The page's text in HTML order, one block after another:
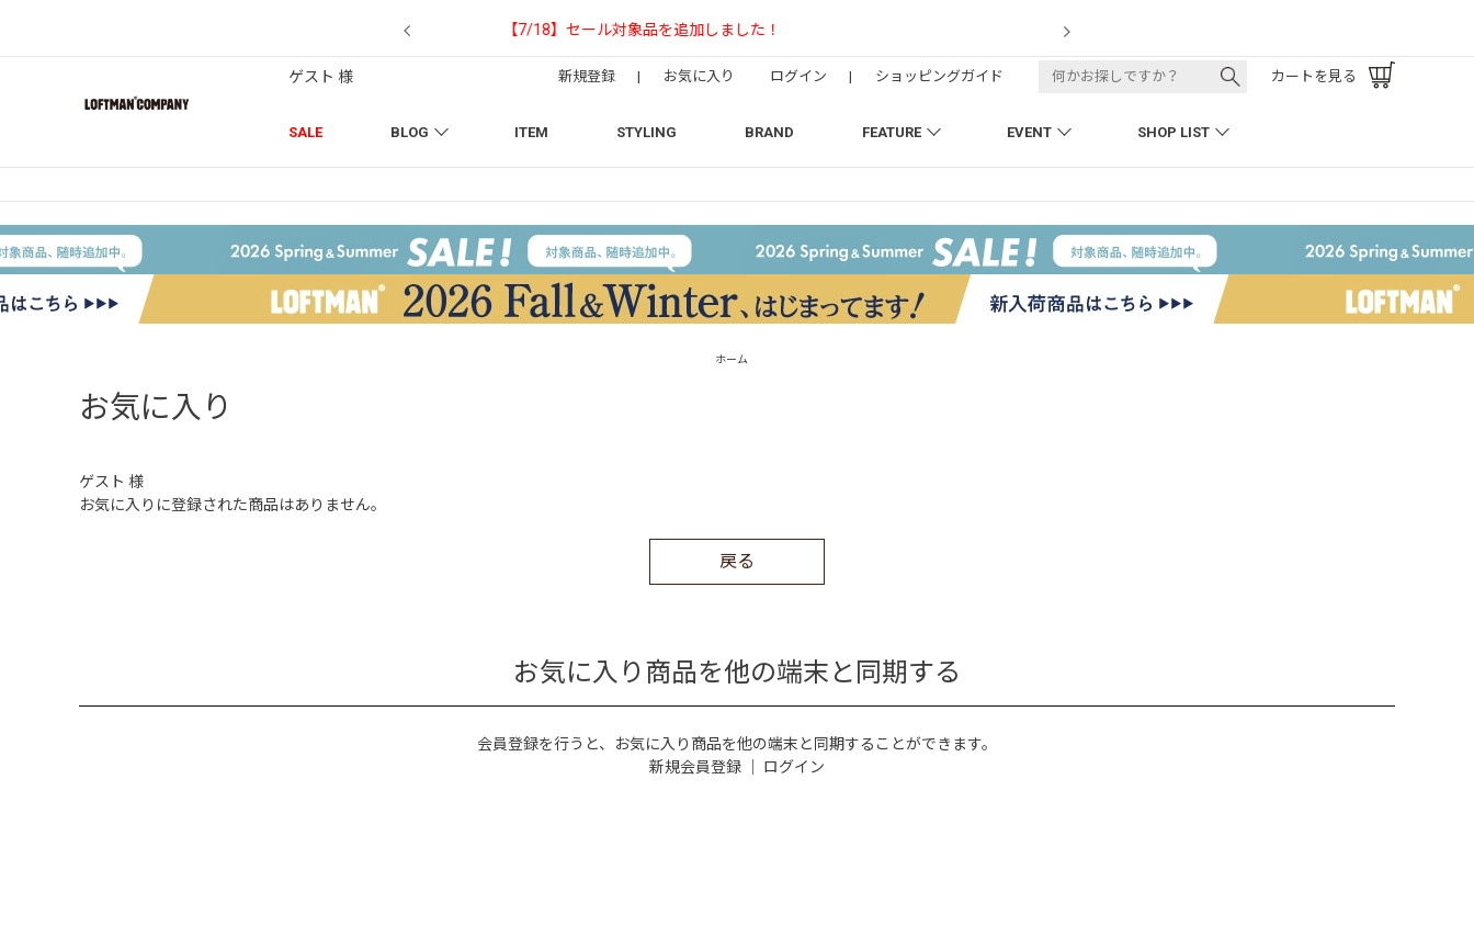
【NEEDLESの別注】50周年 H.D. Track Pant
SALE BLOG ITEM STYLING BRAND FEATURE EVENT SHOP LIST
ゲスト 様 新規登録 | お気に入り ログイン | ショッピングガイド カートを見る
ホーム
お気に入り
ゲスト 様
お気に入りに登録された商品はありません。
戻る
お気に入り商品を他の端末と同期する
会員登録を行うと、お気に入り商品を他の端末と同期することができます。
新規会員登録
ログイン